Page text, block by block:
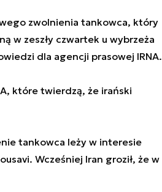
zwolnienia tankowca, który
w zeszły czwartek u wybrzeża
dla agencji prasowej IRNA.
które twierdzą, że irański
tankowca leży w interesie
Wcześniej Iran groził, że w